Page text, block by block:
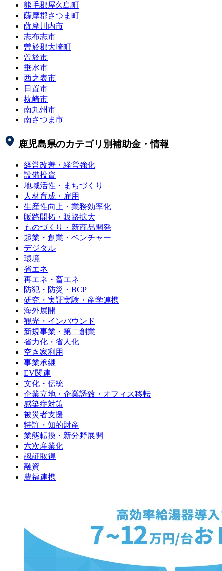
熊毛郡屋久島町
薩摩郡さつま町
薩摩川内市
志布志市
曽於郡大崎町
曽於市
垂水市
西之表市
日置市
枕崎市
南九州市
南さつま市
鹿児島県のカテゴリ別補助金・情報
経営改善・経営強化
設備投資
地域活性・まちづくり
人材育成・雇用
生産性向上・業務効率化
販路開拓・販路拡大
ものづくり・新商品開発
起業・創業・ベンチャー
デジタル
環境
省エネ
再エネ・畜エネ
防犯・防災・BCP
研究・実証実験・産学連携
海外展開
観光・インバウンド
新規事業・第二創業
省力化・省人化
空き家利用
事業承継
EV関連
文化・伝統
企業立地・企業誘致・オフィス移転
感染症対策
被災者支援
特許・知的財産
業態転換・新分野展開
六次産業化
認証取得
融資
農福連携